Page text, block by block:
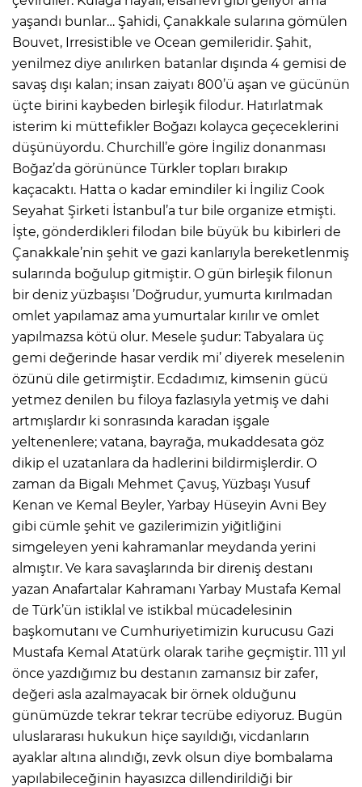
yaşandı bunlar… Şahidi, Çanakkale sularına gömülen
Bouvet, Irresistible ve Ocean gemileridir. Şahit,
yenilmez diye anılırken batanlar dışında 4 gemisi de
savaş dışı kalan; insan zaiyatı 800’ü aşan ve gücünün
üçte birini kaybeden birleşik filodur. Hatırlatmak
isterim ki müttefikler Boğazı kolayca geçeceklerini
düşünüyordu. Churchill’e göre İngiliz donanması
Boğaz’da görününce Türkler topları bırakıp
kaçacaktı. Hatta o kadar emindiler ki İngiliz Cook
Seyahat Şirketi İstanbul’a tur bile organize etmişti.
İşte, gönderdikleri filodan bile büyük bu kibirleri de
Çanakkale’nin şehit ve gazi kanlarıyla bereketlenmiş
sularında boğulup gitmiştir. O gün birleşik filonun
bir deniz yüzbaşısı ’Doğrudur, yumurta kırılmadan
omlet yapılamaz ama yumurtalar kırılır ve omlet
yapılmazsa kötü olur. Mesele şudur: Tabyalara üç
gemi değerinde hasar verdik mi’ diyerek meselenin
özünü dile getirmiştir. Ecdadımız, kimsenin gücü
yetmez denilen bu filoya fazlasıyla yetmiş ve dahi
artmışlardır ki sonrasında karadan işgale
yeltenenlere; vatana, bayrağa, mukaddesata göz
dikip el uzatanlara da hadlerini bildirmişlerdir. O
zaman da Bigalı Mehmet Çavuş, Yüzbaşı Yusuf
Kenan ve Kemal Beyler, Yarbay Hüseyin Avni Bey
gibi cümle şehit ve gazilerimizin yiğitliğini
simgeleyen yeni kahramanlar meydanda yerini
almıştır. Ve kara savaşlarında bir direniş destanı
yazan Anafartalar Kahramanı Yarbay Mustafa Kemal
de Türk’ün istiklal ve istikbal mücadelesinin
başkomutanı ve Cumhuriyetimizin kurucusu Gazi
Mustafa Kemal Atatürk olarak tarihe geçmiştir. 111 yıl
önce yazdığımız bu destanın zamansız bir zafer,
değeri asla azalmayacak bir örnek olduğunu
günümüzde tekrar tekrar tecrübe ediyoruz. Bugün
uluslararası hukukun hiçe sayıldığı, vicdanların
ayaklar altına alındığı, zevk olsun diye bombalama
yapılabileceğinin hayasızca dillendirildiği bir